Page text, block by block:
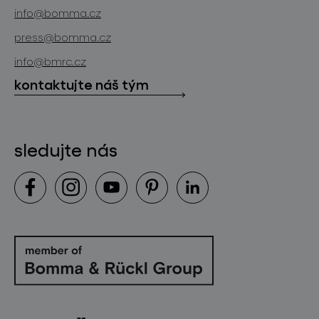
info@bomma.cz
press@bomma.cz
info@bmrc.cz
kontaktujte náš tým
sledujte nás